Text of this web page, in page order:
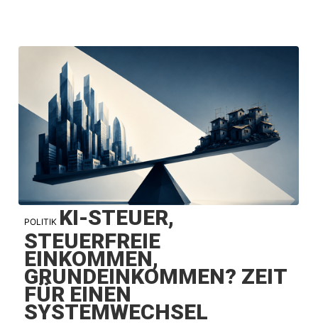
POLITIK KI-STEUER,
STEUERFREIE
EINKOMMEN,
GRUNDEINKOMMEN? ZEIT
FÜR EINEN
SYSTEMWECHSEL